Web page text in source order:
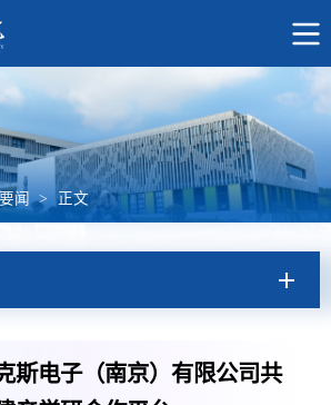
闻 > 正文
斯电子（南京）有限公司共